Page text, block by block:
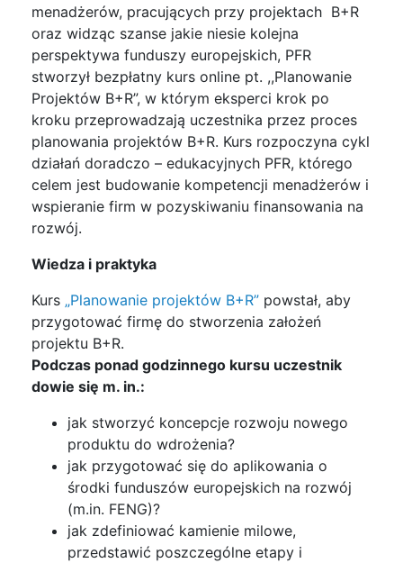
menadżerów, pracujących przy projektach B+R
oraz widząc szanse jakie niesie kolejna
perspektywa funduszy europejskich, PFR
stworzył bezpłatny kurs online pt. ,,Planowanie
Projektów B+R”, w którym eksperci krok po
kroku przeprowadzają uczestnika przez proces
planowania projektów B+R. Kurs rozpoczyna cykl
działań doradczo – edukacyjnych PFR, którego
celem jest budowanie kompetencji menadżerów i
wspieranie firm w pozyskiwaniu finansowania na
rozwój.
Wiedza i praktyka
Kurs „Planowanie projektów B+R” powstał, aby
przygotować firmę do stworzenia założeń
projektu B+R.
Podczas ponad godzinnego kursu uczestnik
dowie się m. in.:
jak stworzyć koncepcje rozwoju nowego
produktu do wdrożenia?
jak przygotować się do aplikowania o
środki funduszów europejskich na rozwój
(m.in. FENG)?
jak zdefiniować kamienie milowe,
przedstawić poszczególne etapy i